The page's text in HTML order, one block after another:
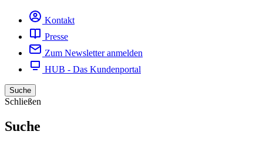
Kontakt
Presse
Zum Newsletter anmelden
HUB - Das Kundenportal
Suche
Schließen
Suche